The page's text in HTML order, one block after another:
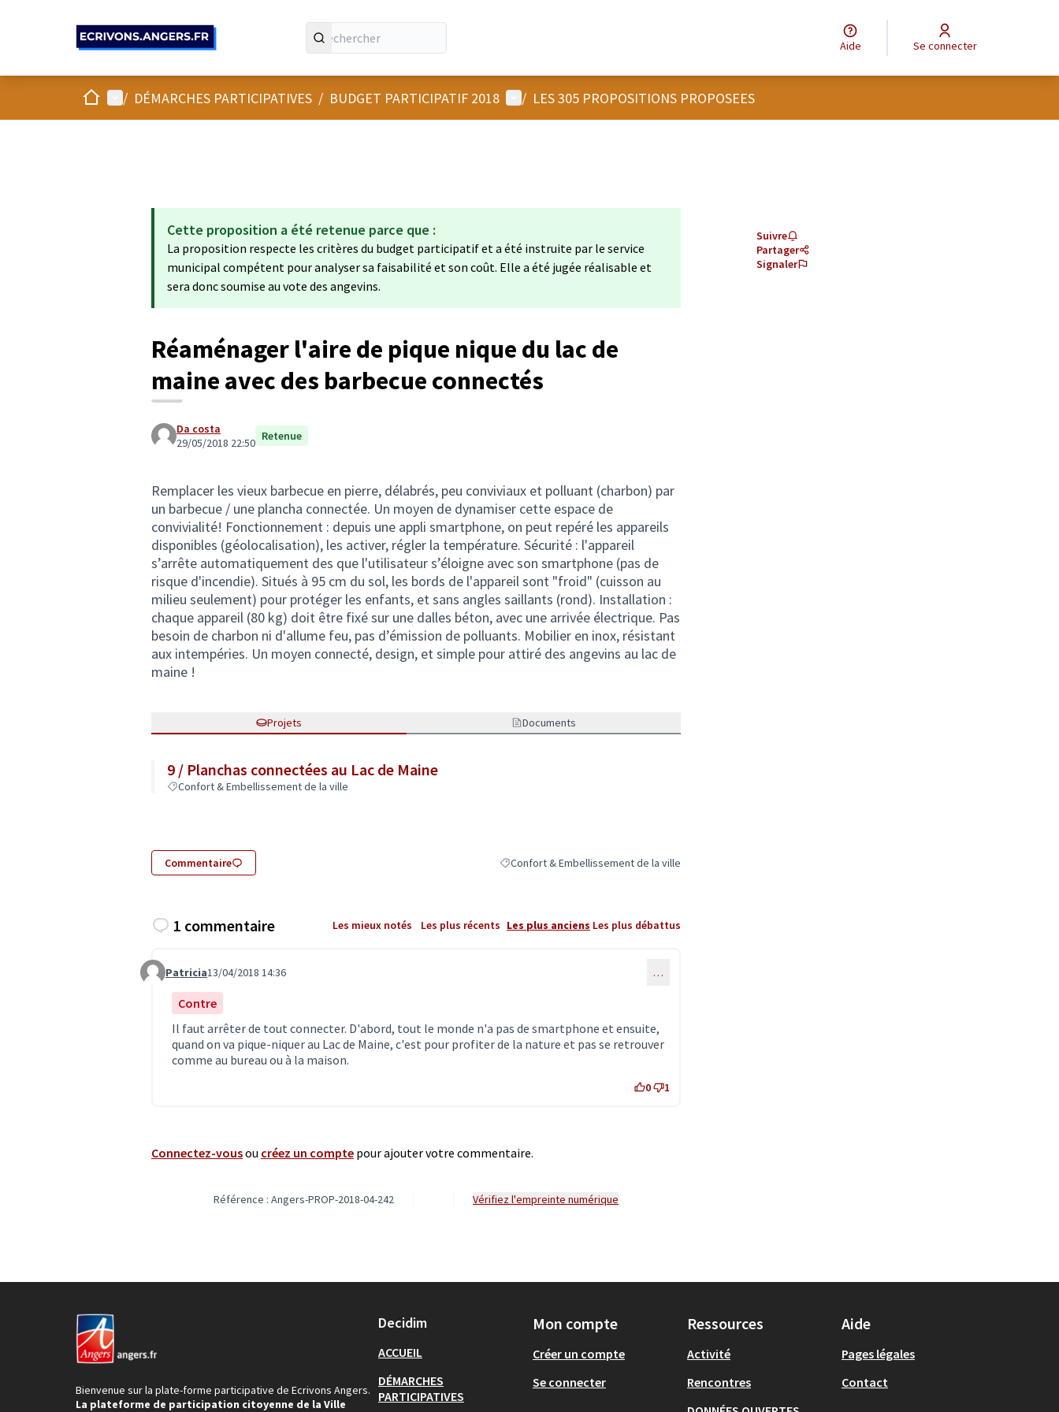
Aide Se connecter
AccueilMenu principal
/ DÉMARCHES PARTICIPATIVES / BUDGET PARTICIPATIF 2018 Menu utilisateur
/ LES 305 PROPOSITIONS PROPOSEES
Cette proposition a été retenue parce que :
La proposition respecte les critères du budget participatif et a été instruite par le service
municipal compétent pour analyser sa faisabilité et son coût. Elle a été jugée réalisable et
sera donc soumise au vote des angevins.
Réaménager l'aire de pique nique du lac de
maine avec des barbecue connectés
Da costa
29/05/2018 22:50 Retenue
Remplacer les vieux barbecue en pierre, délabrés, peu conviviaux et polluant (charbon) par
un barbecue / une plancha connectée. Un moyen de dynamiser cette espace de
convivialité! Fonctionnement : depuis une appli smartphone, on peut repéré les appareils
disponibles (géolocalisation), les activer, régler la température. Sécurité : l'appareil
s’arrête automatiquement des que l'utilisateur s’éloigne avec son smartphone (pas de
risque d'incendie). Situés à 95 cm du sol, les bords de l'appareil sont "froid" (cuisson au
milieu seulement) pour protéger les enfants, et sans angles saillants (rond). Installation :
chaque appareil (80 kg) doit être fixé sur une dalles béton, avec une arrivée électrique. Pas
besoin de charbon ni d'allume feu, pas d’émission de polluants. Mobilier en inox, résistant
aux intempéries. Un moyen connecté, design, et simple pour attiré des angevins au lac de
maine !
Projets Documents
9 / Planchas connectées au Lac de Maine
Confort & Embellissement de la ville
Commentaire Filtrer les résultats de la catégorie : Confort & Embellissement de la ville
Confort & Embellissement de la ville
Suivre
Partager
Signaler
1 commentaire Les mieux notés Les plus récents Les plus anciens Les plus débattus
Commentaire 542
Patricia13/04/2018 14:36 …
Contre
Il faut arrêter de tout connecter. D'abord, tout le monde n'a pas de smartphone et ensuite,
quand on va pique-niquer au Lac de Maine, c'est pour profiter de la nature et pas se retrouver
comme au bureau ou à la maison.
0 1
Connectez-vousou créez un compte pour ajouter votre commentaire.
Référence : Angers-PROP-2018-04-242 Vérifiez l'empreinte numérique
Bienvenue sur la plate-forme participative de Ecrivons Angers.
La plateforme de participation citoyenne de la Ville
Decidim
ACCUEIL
DÉMARCHES
PARTICIPATIVES
Mon compte
Créer un compte
Se connecter
Ressources
Activité
Rencontres
Aide
Pages légales
Contact